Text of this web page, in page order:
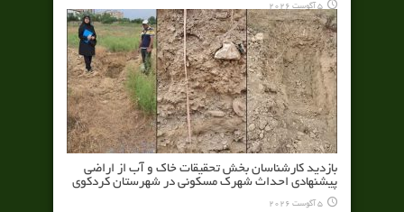
5 آگوست 2026
بازدید کارشناسان بخش تحقیقات خاک و آب از اراضی
پیشنهادی احداث شهرک مسکونی در شهرستان کردکوی
5 آگوست 2026